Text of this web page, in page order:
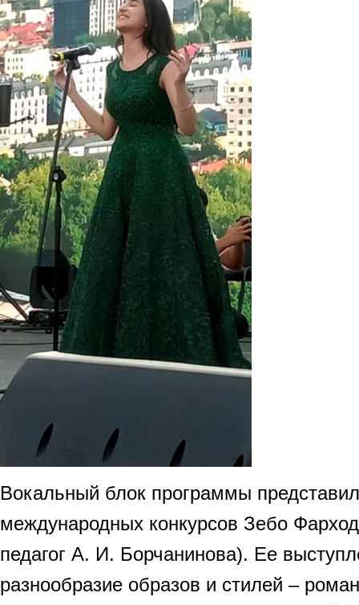
Вокальный блок программы
международных конкурсов Зебо
педагог А. И. Борчанинова). Ее
разнообразие образов и стилей –